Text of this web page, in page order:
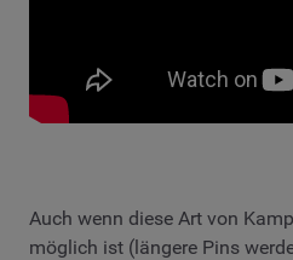
Auch wenn diese Art von
möglich ist (längere Pins